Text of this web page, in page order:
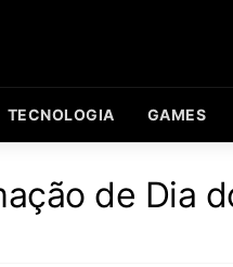
TECNOLOGIA GAMES
de Dia